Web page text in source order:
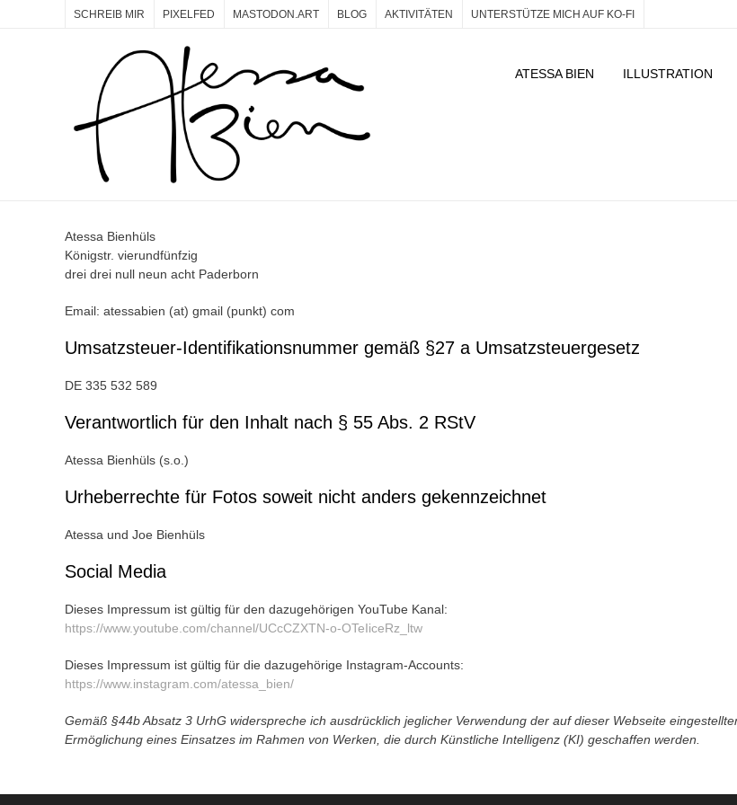
SCHREIB MIR PIXELFED MASTODON.ART BLOG AKTIVITÄTEN UNTERSTÜTZE MICH AUF KO-FI
ATESSA BIEN ILLUSTRATION
Atessa Bienhüls
Königstr. vierundfünfzig
drei drei null neun acht Paderborn
Email: atessabien (at) gmail (punkt) com
Umsatzsteuer-Identifikationsnummer gemäß §27 a Umsatzsteuergesetz
DE 335 532 589
Verantwortlich für den Inhalt nach § 55 Abs. 2 RStV
Atessa Bienhüls (s.o.)
Urheberrechte für Fotos soweit nicht anders gekennzeichnet
Atessa und Joe Bienhüls
Social Media
Dieses Impressum ist gültig für den dazugehörigen YouTube Kanal:
https://www.youtube.com/channel/UCcCZXTN-o-OTeIiceRz_ltw
Dieses Impressum ist gültig für die dazugehörige Instagram-Accounts:
https://www.instagram.com/atessa_bien/
Gemäß §44b Absatz 3 UrhG widerspreche ich ausdrücklich jeglicher Verwendung der auf dieser Webseite
Ermöglichung eines Einsatzes im Rahmen von Werken, die durch Künstliche Intelligenz (KI) geschaffen werden.